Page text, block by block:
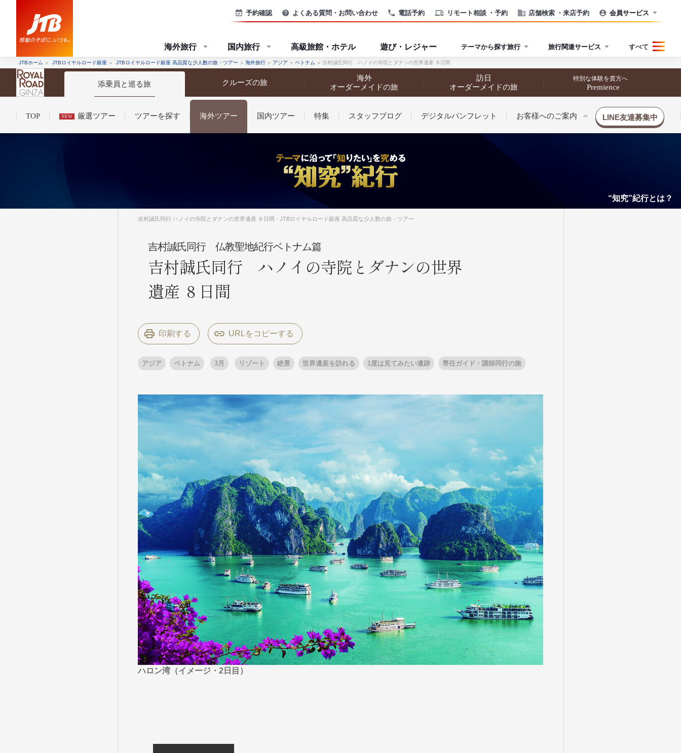
電話予約 リモート相談 ・予約 店舗検索 ・来店予約
予約確認 よくある質問・お問い合わせ 会員サービス
海外旅行 国内旅行 高級旅館・ホテル 遊び・レジャー テーマから探す旅行 旅行関連サービス すべて
JTBホーム JTBロイヤルロード銀座 JTBロイヤルロード銀座 高品質な少人数の旅・ツアー 海外旅行 アジア ベトナム 吉村誠氏同行 ハノイの寺院とダナンの世界遺産 ８日間
添乗員と巡る旅 クルーズの旅
海外
オーダーメイドの旅
訪日
オーダーメイドの旅
特別な体験を貴方へ
Premience
TOP NEW 厳選ツアー ツアーを探す 海外ツアー 国内ツアー 特集 スタッフブログ デジタルパンフレット お客様へのご案内
コンシェルジュ紹介お申し込みの流れ法人企業・自治体のみなさまへ
LINE友達募集中
条件から探す
条件から探す
キーワード
出発地とエリア
1月
2月 3月 4月 5月 6月 7月 8月 9月
10月
11月
12月 ゴールデンウィーク お盆・夏休み
ブランド
“知究”紀行
GRAND'EX 夢の休日 | 海外旅行
目的・テーマから探す
美術鑑賞
ヨーロッパの田舎（村・町）
名門・名物ホテルに泊まる
特別企画
グルメ リゾート 一都市滞在 お祭り・イベント
絶景
日系航空会社で行く
世界遺産を訪れる
1度は見てみたい遺跡
野生動物に出合う
オーロラ クルーズ 音楽鑑賞
名画鑑賞
お花・紅葉
鉄道の旅
ハイキング・トレッキング
専任ガイド・講師同行の旅
1名様からの旅
ラ・プルミエール（エールフランス航空）
条件から探す
条件から探す
キーワード
出発地とエリア
冬の国内旅行
1月 8月 9月 10月 11月 12月
お盆・夏休み
年末年始
ブランド
夢の休日 煌
夢の休日 国内旅行 四季彩紀行
目的・テーマから探す
紅葉
花火 祭り 季節の風景 特別企画
ラグジュアリーバスでめぐる
ガンツウ
ななつ星in九州
TWILIGHT EXPRESS 瑞風
美食・旬の味覚を味わう
アドベンチャーツーリズム・ウォーキング
観光列車
島旅
芸術鑑賞（美術、音楽）・講師同行の旅
“知究”紀行とは？
吉村誠氏同行 ハノイの寺院とダナンの世界遺産 ８日間 - JTBロイヤルロード銀座 高品質な少人数の旅・ツアー
吉村誠氏同行 仏教聖地紀行ベトナム篇
吉村誠氏同行 ハノイの寺院とダナンの世界
遺産 ８日間
印刷する
アジア ベトナム 3月 リゾート 絶景 世界遺産を訪れる 1度は見てみたい遺跡 専任ガイド・講師同行の旅
ハロン湾（イメージ・2日目）